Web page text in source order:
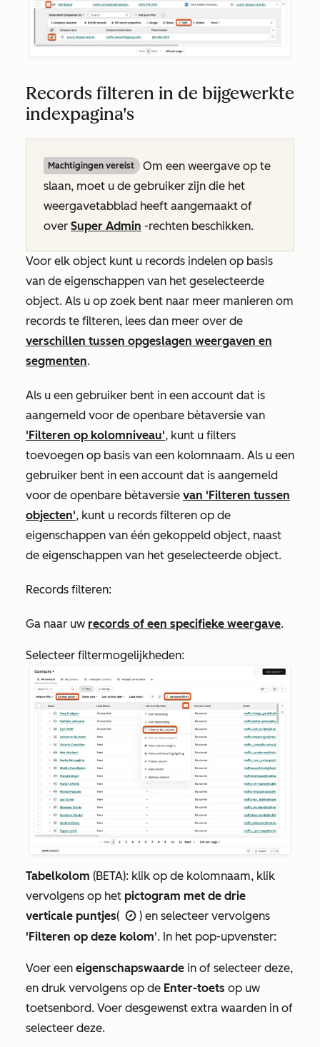
Records filteren in de bijgewerkte
indexpagina's
Machtigingen vereist
Om een weergave op te
slaan, moet u de gebruiker zijn die het
weergavetabblad heeft aangemaakt of
over Super Admin -rechten beschikken.
Voor elk object kunt u records indelen op basis
van de eigenschappen van het geselecteerde
object. Als u op zoek bent naar meer manieren om
records te filteren, lees dan meer over de
verschillen tussen opgeslagen weergaven en
segmenten.
Als u een gebruiker bent in een account dat is
aangemeld voor de openbare bètaversie van
'Filteren op kolomniveau', kunt u filters
toevoegen op basis van een kolomnaam. Als u een
gebruiker bent in een account dat is aangemeld
voor de openbare bètaversie van 'Filteren tussen
objecten', kunt u records filteren op de
eigenschappen van één gekoppeld object, naast
de eigenschappen van het geselecteerde object.
Records filteren:
Ga naar uw records of een specifieke weergave.
Selecteer filtermogelijkheden:
Tabelkolom (BETA): klik op de kolomnaam, klik
vervolgens op het pictogram met de drie
verticale puntjes( verticaal menu ) en selecteer vervolgens
'Filteren op deze kolom'. In het pop-upvenster:
Voer een eigenschapswaarde in of selecteer deze,
en druk vervolgens op de Enter-toets op uw
toetsenbord. Voer desgewenst extra waarden in of
selecteer deze.